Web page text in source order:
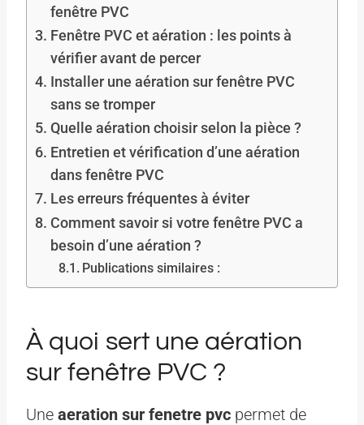
fenêtre PVC
Fenêtre PVC et aération : les points à
vérifier avant de percer
Installer une aération sur fenêtre PVC
sans se tromper
Quelle aération choisir selon la pièce ?
Entretien et vérification d’une aération
dans fenêtre PVC
Les erreurs fréquentes à éviter
Comment savoir si votre fenêtre PVC a
besoin d’une aération ?
Publications similaires :
À quoi sert une aération
sur fenêtre PVC ?
Une aeration sur fenetre pvc permet de